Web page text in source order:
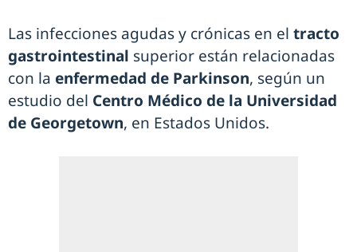
Las infecciones agudas y crónicas en el tracto
gastrointestinal superior están relacionadas
con la enfermedad de Parkinson, según un
estudio del Centro Médico de la Universidad
de Georgetown, en Estados Unidos.